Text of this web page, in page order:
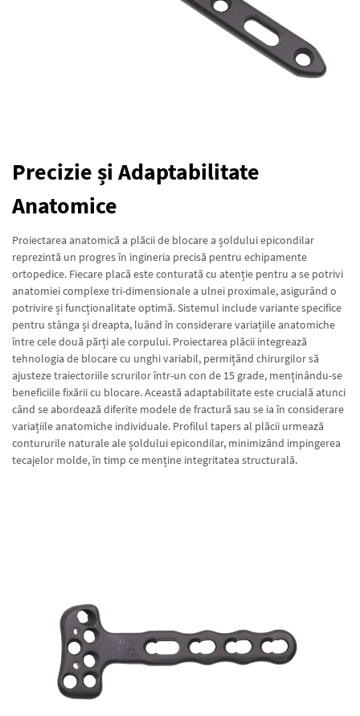
Precizie și Adaptabilitate
Anatomice
Proiectarea anatomică a plăcii de blocare a șoldului epicondilar
reprezintă un progres în ingineria precisă pentru echipamente
ortopedice. Fiecare placă este conturată cu atenție pentru a se potrivi
anatomiei complexe tri-dimensionale a ulnei proximale, asigurând o
potrivire și funcționalitate optimă. Sistemul include variante specifice
pentru stânga și dreapta, luând în considerare variațiile anatomiche
între cele două părți ale corpului. Proiectarea plăcii integrează
tehnologia de blocare cu unghi variabil, permițând chirurgilor să
ajusteze traiectoriile scrurilor într-un con de 15 grade, menținându-se
beneficiile fixării cu blocare. Această adaptabilitate este crucială atunci
când se abordează diferite modele de fractură sau se ia în considerare
variațiile anatomiche individuale. Profilul tapers al plăcii urmează
contururile naturale ale șoldului epicondilar, minimizând impingerea
tecajelor molde, în timp ce menține integritatea structurală.